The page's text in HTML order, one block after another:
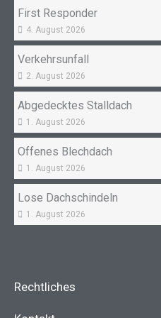
First Responder
4. August 2026
Verkehrsunfall
2. August 2026
Abgedecktes Stalldach
1. August 2026
Offenes Blechdach
1. August 2026
Lose Dachschindeln
1. August 2026
Rechtliches